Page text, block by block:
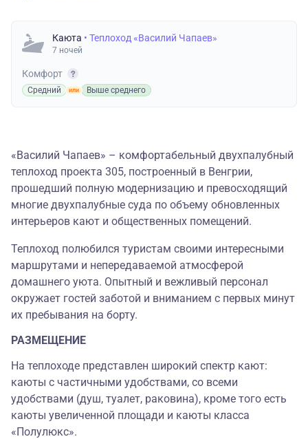
Каюта • Теплоход «Василий Чапаев»
7 ночей
Комфорт
Средний Выше среднего
«Василий Чапаев» – комфортабельный двухпалубный
теплоход проекта 305, построенный в Венгрии,
прошедший полную модернизацию и превосходящий
многие двухпалубные суда по объему обновленных
интерьеров кают и общественных помещений.
Теплоход полюбился туристам своими интересными
маршрутами и непередаваемой атмосферой
домашнего уюта. Опытный и вежливый персонал
окружает гостей заботой и вниманием с первых минут
их пребывания на борту.
РАЗМЕЩЕНИЕ
На теплоходе представлен широкий спектр кают:
каюты с частичными удобствами, со всеми
удобствами (душ, туалет, раковина), кроме того есть
каюты увеличенной площади и каюты класса
«Полулюкс».